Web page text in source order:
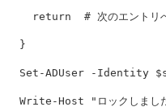
return # 次のエントリ
}
Set-ADUser -Identity
Write-Host "ロックしまし